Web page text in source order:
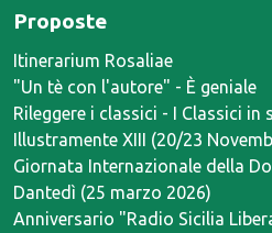
Proposte
Itinerarium Rosaliae
"Un tè con l'autore" - È geniale
Rileggere i classici - I Classici in
Illustramente XIII (20/23
Giornata Internazionale della
Dantedì (25 marzo 2026)
Anniversario "Radio Sicilia